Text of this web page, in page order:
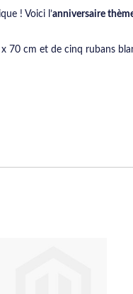
! Voici l’anniversaire
70 cm et de cinq rubans